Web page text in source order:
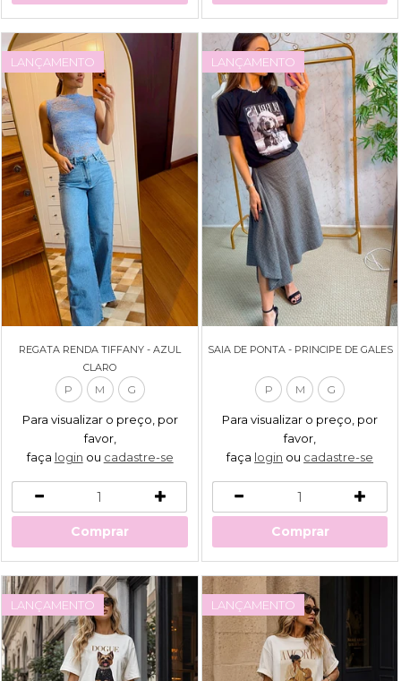
LANÇAMENTO
REGATA RENDA TIFFANY - AZUL
CLARO
P M G
Para visualizar o preço, por
favor,
faça login ou cadastre-se
Comprar
LANÇAMENTO
SAIA DE PONTA - PRINCIPE DE GALES
P M G
Para visualizar o preço, por
favor,
faça login ou cadastre-se
Comprar
LANÇAMENTO LANÇAMENTO